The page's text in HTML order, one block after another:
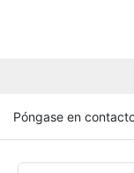
Póngase en